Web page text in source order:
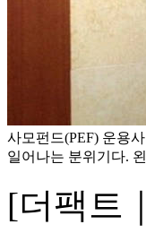
사모펀드(PEF) 운용
일어나는 분위기다.
[더팩트